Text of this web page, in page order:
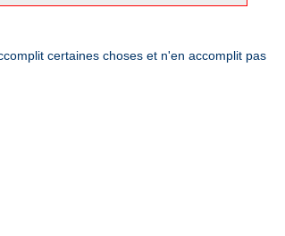
certaines choses et n'en accomplit pas